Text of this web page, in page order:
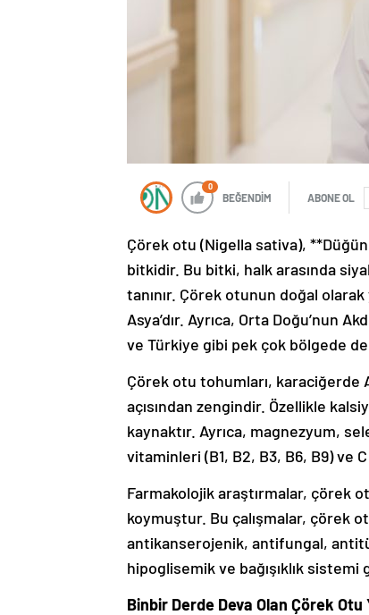
0
BEĞENDİM ABONE OL
Çörek otu (Nigella sativa),
bitkidir. Bu bitki, halk arasında
tanınır. Çörek otunun doğal
Asya’dır. Ayrıca, Orta Doğu’nun
ve Türkiye gibi pek çok bölgede
Çörek otu tohumları,
açısından zengindir. Özellikle
kaynaktır. Ayrıca, magnezyum,
vitaminleri (B1, B2, B3, B6, B9) ve
Farmakolojik araştırmalar, çörek
koymuştur. Bu çalışmalar, çörek
antikanserojenik, antifungal,
hipoglisemik ve bağışıklık
Binbir Derde Deva Olan Çörek Otu